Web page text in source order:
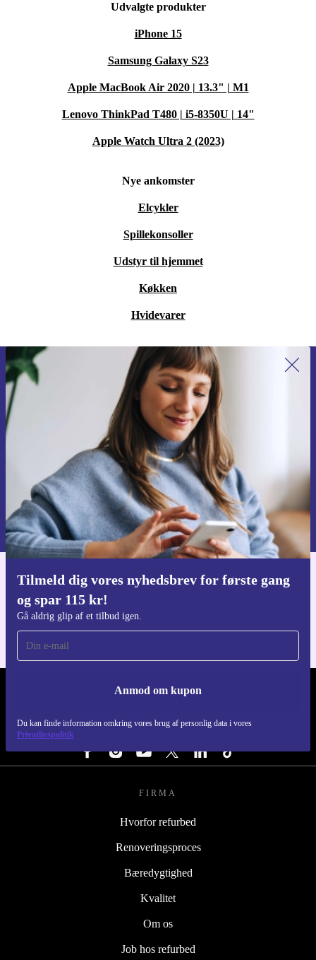
Udvalgte produkter
iPhone 15
Samsung Galaxy S23
Apple MacBook Air 2020 | 13.3" | M1
Lenovo ThinkPad T480 | i5-8350U | 14"
Apple Watch Ultra 2 (2023)
Nye ankomster
Elcykler
Spillekonsoller
Udstyr til hjemmet
Køkken
Hvidevarer
Tilmeld dig vores nyhedsbrev for første gang
og spar 115 kr!
Gå aldrig glip af et tilbud igen.
Anmod om kupon
Du kan finde information omkring vores brug af personlig data i vores
Privatlivspolitik
Tilmeld dig vores nyhedsbrev for
første gang og spar 115 kr!
Gå aldrig glip af et tilbud igen.
Anmod om kupon
Du kan finde information omkring vores brug af personlig data i vores
Privatlivspolitik
Download refurbed appen
REFURBED DANMARK - RETHINK NEW.
FØLG OS
FIRMA
Hvorfor refurbed
Renoveringsproces
Bæredygtighed
Kvalitet
Om os
Job hos refurbed